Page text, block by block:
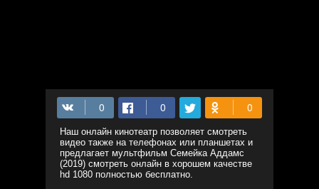
Наш онлайн кинотеатр позволяет смотреть
видео также на телефонах или планшетах и
предлагает мультфильм Семейка Аддамс
(2019) смотреть онлайн в хорошем качестве
hd 1080 полностью бесплатно.